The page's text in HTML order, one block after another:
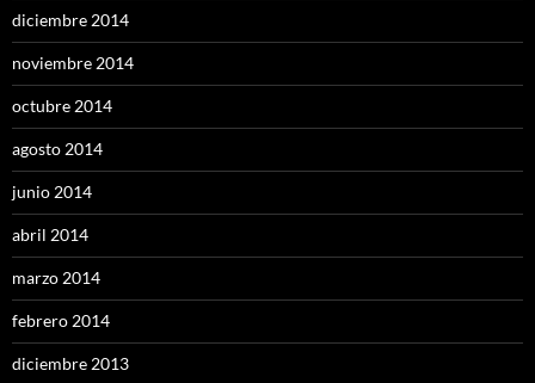
diciembre 2014
noviembre 2014
octubre 2014
agosto 2014
junio 2014
abril 2014
marzo 2014
febrero 2014
diciembre 2013